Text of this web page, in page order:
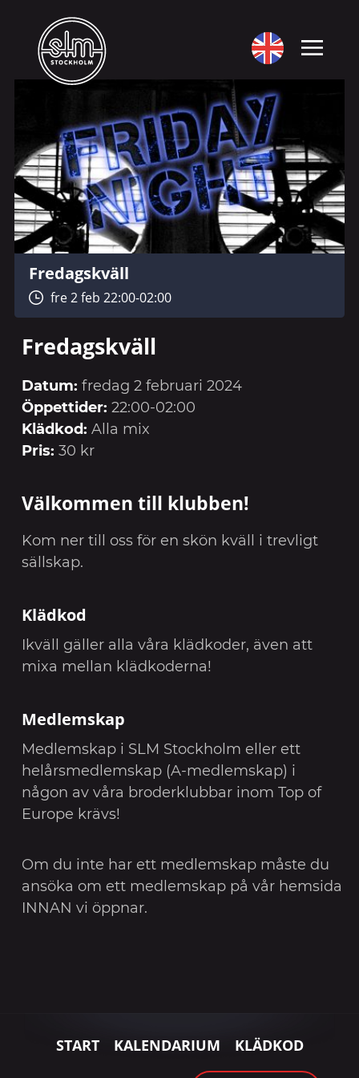
Fredagskväll
fre 2 feb 22:00-02:00
Fredagskväll
Datum: fredag 2 februari 2024
Öppettider: 22:00-02:00
Klädkod: Alla mix
Pris: 30 kr
Välkommen till klubben!
Kom ner till oss för en skön kväll i trevligt
sällskap.
Klädkod
Ikväll gäller alla våra klädkoder, även att
mixa mellan klädkoderna!
Medlemskap
Medlemskap i SLM Stockholm eller ett
helårsmedlemskap (A-medlemskap) i
någon av våra broderklubbar inom Top of
Europe krävs!
Om du inte har ett medlemskap måste du
ansöka om ett medlemskap på vår hemsida
INNAN vi öppnar.
START KALENDARIUM KLÄDKOD